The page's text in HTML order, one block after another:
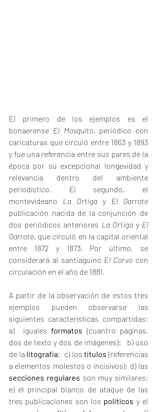
El primero de los ejemplos es el
bonaerense El Mosquito, periódico con
caricaturas que circuló entre 1863 y 1893
y fue una referencia entre sus pares de la
época por su excepcional longevidad y
relevancia dentro del ambiente
periodístico. El segundo, el
montevideano La Ortiga y El Garrote
publicación nacida de la conjunción de
dos periódicos anteriores La Ortiga y El
Garrote, que circuló en la capital oriental
entre 1872 y 1873. Por último, se
considerará al santiaguino El Corvo con
circulación en el año de 1881.
A partir de la observación de estos tres
ejemplos pueden observarse las
siguientes características compartidas:
a)  iguales formatos (cuantro páginas,
dos de texto y dos de imágenes);   b) uso
de la litografía;  c) los títulos (referencias
secciones regulares son muy similares;
e) el principal blanco de ataque de las
tres publicaciones son los políticos